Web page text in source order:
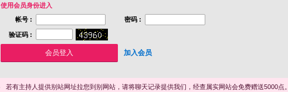
使用会员身份进入
帐号 :
密码 :
验证码 :
加入会员
若有主持人提供别站网址拉您到别网站，请将聊天记录提供我们，经查属实网站会免费赠送5000点。